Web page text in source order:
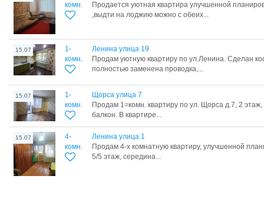
комн.
Продается уютная квартира улучшенной
,выдти на лоджию можно с обеих...
15.07
1-
комн.
Ленина улица 19
Продам уютную квартиру по ул.Ленина. Сделан
полностью заменена проводка,...
15.07
1-
комн.
Щорса улица 7
Продам 1=комн. квартиру по ул. Щорса д.7, 2
балкон. В квартире...
15.07
4-
комн.
Ленина улица 1
Продам 4-х комнатную квартиру, улучшенной
5/5 этаж, середина...